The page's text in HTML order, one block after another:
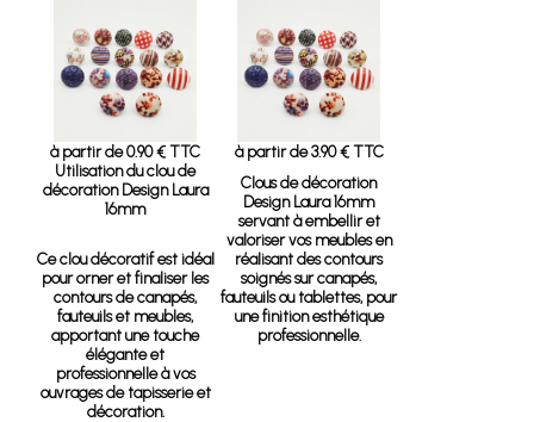
à partir de 0.90 € TTC
Utilisation du clou de
décoration Design Laura
16mm
Ce clou décoratif est idéal
pour orner et finaliser les
contours de canapés,
fauteuils et meubles,
apportant une touche
élégante et
professionnelle à vos
ouvrages de tapisserie et
décoration.
à partir de 3.90 € TTC
Clous de décoration
Design Laura 16mm
servant à embellir et
valoriser vos meubles en
réalisant des contours
soignés sur canapés,
fauteuils ou tablettes, pour
une finition esthétique
professionnelle.